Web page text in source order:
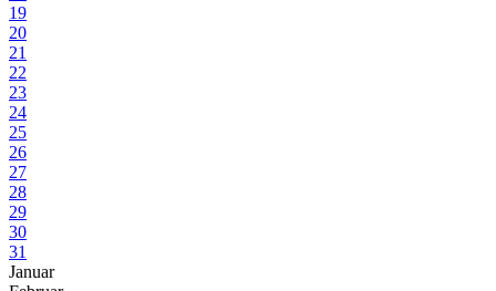
19
20
21
22
23
24
25
26
27
28
29
30
31
Januar